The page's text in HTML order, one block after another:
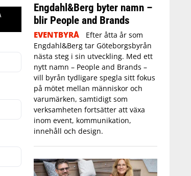
Engdahl&Berg byter namn –
blir People and Brands
EVENTBYRÅ
Efter åtta år som
Engdahl&Berg tar Göteborgsbyrån
nästa steg i sin utveckling. Med ett
nytt namn – People and Brands –
vill byrån tydligare spegla sitt fokus
på mötet mellan människor och
varumärken, samtidigt som
verksamheten fortsätter att växa
inom event, kommunikation,
innehåll och design.